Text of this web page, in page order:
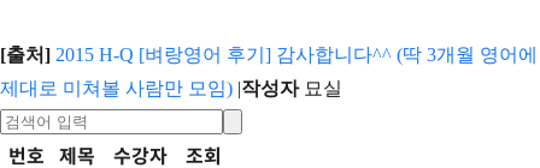
[출처] 2015 H-Q [벼랑영어 후기] 감사합니다^^ (딱 3개월 영어에
제대로 미쳐볼 사람만 모임) |작성자묘실
번호 제목 수강자
조회